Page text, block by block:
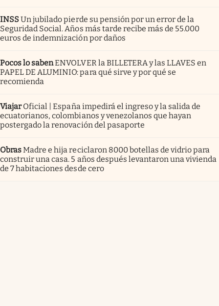
INSSUn jubilado pierde su pensión por un error de la
Seguridad Social. Años más tarde recibe más de 55.000
euros de indemnización por daños
Pocos lo sabenENVOLVER la BILLETERA y las LLAVES en
PAPEL DE ALUMINIO: para qué sirve y por qué se
recomienda
Viajar Oficial | España impedirá el ingreso y la salida de
ecuatorianos, colombianos y venezolanos que hayan
postergado la renovación del pasaporte
ObrasMadre e hija reciclaron 8000 botellas de vidrio para
construir una casa. 5 años después levantaron una vivienda
de 7 habitaciones desde cero